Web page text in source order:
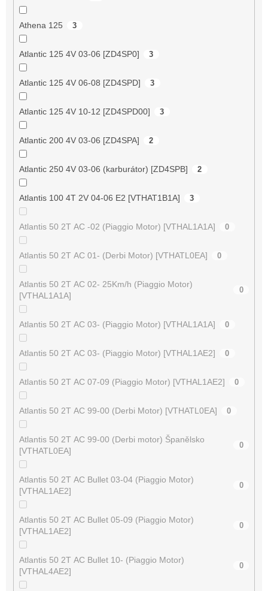
Athena 125 3
Atlantic 125 4V 03-06 [ZD4SP0] 3
Atlantic 125 4V 06-08 [ZD4SPD] 3
Atlantic 125 4V 10-12 [ZD4SPD00] 3
Atlantic 200 4V 03-06 [ZD4SPA] 2
Atlantic 250 4V 03-06 (karburátor) [ZD4SPB] 2
Atlantis 100 4T 2V 04-06 E2 [VTHAT1B1A] 3
Atlantis 50 2T AC -02 (Piaggio Motor) [VTHAL1A1A] 0
Atlantis 50 2T AC 01- (Derbi Motor) [VTHATL0EA] 0
Atlantis 50 2T AC 02- 25Km/h (Piaggio Motor)
[VTHAL1A1A]
0
Atlantis 50 2T AC 03- (Piaggio Motor) [VTHAL1A1A] 0
Atlantis 50 2T AC 03- (Piaggio Motor) [VTHAL1AE2] 0
Atlantis 50 2T AC 07-09 (Piaggio Motor) [VTHAL1AE2] 0
Atlantis 50 2T AC 99-00 (Derbi Motor) [VTHATL0EA] 0
Atlantis 50 2T AC 99-00 (Derbi motor) Španělsko
[VTHATL0EA]
0
Atlantis 50 2T AC Bullet 03-04 (Piaggio Motor)
[VTHAL1AE2]
0
Atlantis 50 2T AC Bullet 05-09 (Piaggio Motor)
[VTHAL1AE2]
0
Atlantis 50 2T AC Bullet 10- (Piaggio Motor)
[VTHAL4AE2]
0